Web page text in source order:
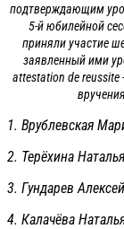
подтверждающим
5-й юбилейной
приняли участие
заявленный ими
attestation de
1. Врублевская
2. Терёхина
3. Гундарев
4. Калачёва